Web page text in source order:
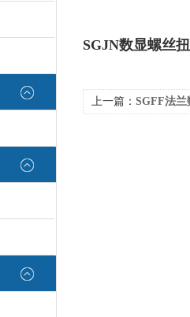
SGJN数显螺丝
上一篇： SGFF法兰数显推拉